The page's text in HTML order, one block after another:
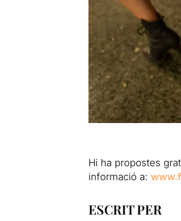
Hi ha propostes
informació a:
ESCRIT PER